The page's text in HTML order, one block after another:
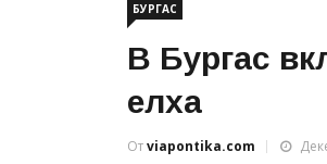
БУРГАС
В Бургас
елха
Отviapontika.com